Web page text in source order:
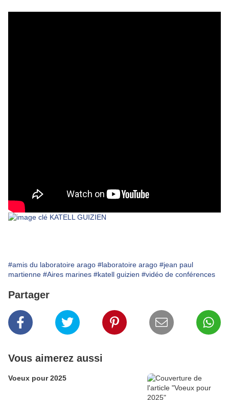
#amis du laboratoire arago #laboratoire arago #jean paul
martienne #Aires marines #katell guizien #vidéo de conférences
Partager
Vous aimerez aussi
Voeux pour 2025